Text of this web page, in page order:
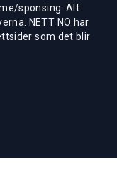
sponsing. Alt
NETT NO har
som det blir